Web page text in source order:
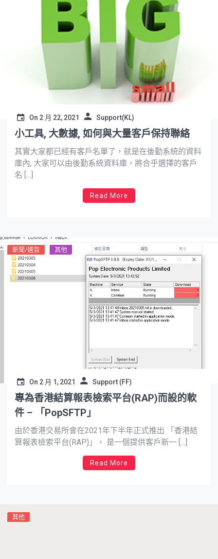
On 2 月 22, 2021 Support(KL)
小工具, 大數據, 如何與大量客戶保持聯絡
其實大家都已經有客戶名單了，就是在後勤系統的資料
庫內, 大家可以由後勤系統資料庫，將合乎選擇的客戶
名 […]
Read More
新聞/通告 其他
On 2 月 1, 2021 Support (FF)
專為香港結算報表檢索平台(RAP)而設的軟
件 – 「PopSFTP」
由於香港交易所會在2021年下半年正式推出 「香港結
算報表檢索平台(RAP)」， 是一個提供客戶新一 […]
Read More
其他